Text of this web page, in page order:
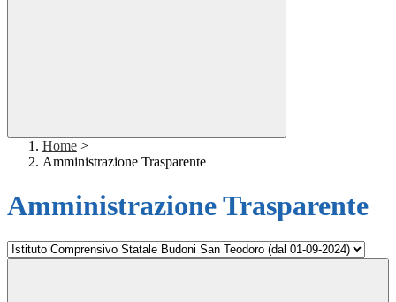
Home >
Amministrazione Trasparente
Amministrazione Trasparente